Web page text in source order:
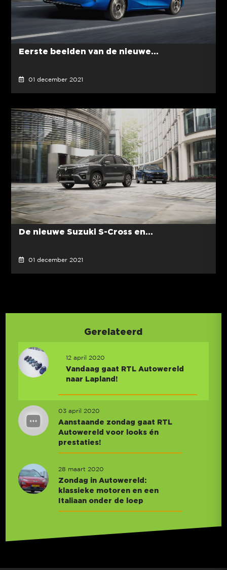
Eerste beelden van de nieuwe...
01 december 2021
De nieuwe Suzuki S-Cross en...
01 december 2021
Gerelateerd
12 april 2020
Vandaag gaat RTL Autowereld
naar Lapland!
03 april 2020
Aanstaande zondag gaat RTL
Autowereld voor looks én
prestaties!
28 maart 2020
Zondag in Autowereld:
klassieke motoren en een
Italiaan onder de loep